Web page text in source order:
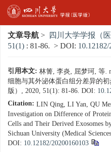
文章导航 > 四川大学学报（医
51(1) : 81-86. > DOI:
引用本文: 林箐, 李炎, 屈梦珂, 等.
细胞与其外泌体蛋白组分差异的
版）, 2020, 51(1): 81-86. DOI:
Citation: LIN Qing, LI Yan, QU
Investigation on Difference of
Cells and Their Derived Exosomes
Sichuan University (Medical
DOI: 10.12182/20200160103